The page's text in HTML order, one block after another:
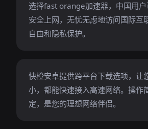
选择fast orange加速器，中国用
安全上网，无忧无虑地访问国际互
自由和隐私保护。
快橙安卓提供跨平台下载选项，让
小，都能快速接入高速网络。操作
定，是您的理想网络伴侣。